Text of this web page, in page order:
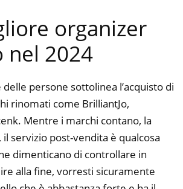
organizer
nel 2024
persone sottolinea l’acquisto di
rinomati come BrilliantJo,
Mentre i marchi contano, la
il servizio post-vendita è qualcosa
dimenticano di controllare in
alla fine, vorresti sicuramente